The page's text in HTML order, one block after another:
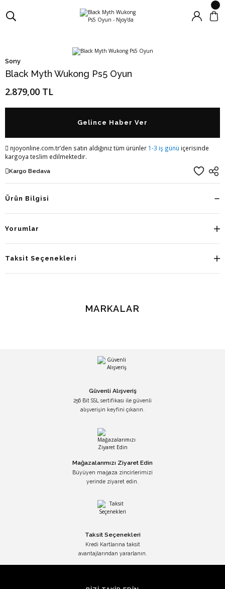
Sony
Black Myth Wukong Ps5 Oyun
2.879,00 TL
Gelince Haber Ver
njoyonline.com.tr’den satın aldığınız tüm ürünler 1-3 iş günü içerisinde
kargoya teslim edilmektedir.
Kargo Bedava
Ürün Bilgisi
Yorumlar
Taksit Seçenekleri
MARKALAR
Güvenli Alışveriş
256 Bit SSL sertifikası ile güvenli
alışverişin keyfini çıkarın.
Mağazalarımızı Ziyaret Edin
Büyüyen mağaza zincirlerimizi
yerinde ziyaret edin.
Taksit Seçenekleri
Kredi Kartlarına taksit
avantajlarından yararlanın.